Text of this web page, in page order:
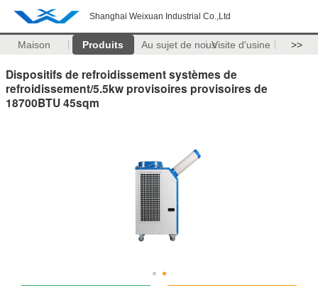
Shanghai Weixuan Industrial Co.,Ltd
Maison Produits Au sujet de nousVisite d'usine >>
Dispositifs de refroidissement systèmes de
refroidissement/5.5kw provisoires provisoires de
18700BTU 45sqm